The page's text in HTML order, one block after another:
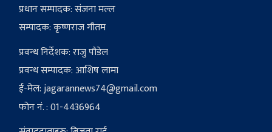
प्रधान सम्पादक: संजना मल्ल
सम्पादक: कृष्णराज गौतम
प्रवन्ध निर्देशक: राजु पौडेल
प्रवन्ध सम्पादक: आशिष लामा
ई-मेल:jagarannews74@gmail.com
फोन नं. : 01-4436964